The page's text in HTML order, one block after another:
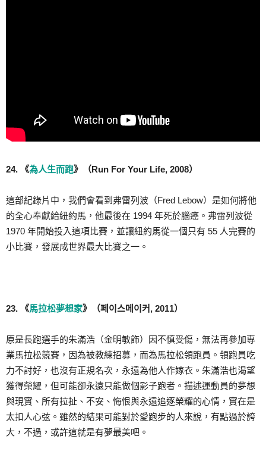
24. 《為人生而跑》（Run For Your Life, 2008）
這部紀錄片中，我們會看到弗雷列波（Fred Lebow）是如何將他
的全心奉獻給紐約馬，他最後在 1994 年死於腦癌。弗雷列波從
1970 年開始投入這項比賽，並讓紐約馬從一個只有 55 人完賽的
小比賽，發展成世界最大比賽之一。
23. 《馬拉松夢想家》（페이스메이커, 2011）
原是長跑選手的朱滿浩（金明敏飾）因不慎受傷，無法再參加專
業馬拉松競賽，因為被教練招募，而為馬拉松領跑員。領跑員吃
力不討好，也沒有正規名次，永遠為他人作嫁衣。朱滿浩也渴望
獲得榮耀，但可能卻永遠只能做個影子跑者。描述運動員的夢想
與現實、所有拉扯、不安、悔恨與永遠追逐榮耀的心情，實在是
太扣人心弦。雖然的結果可能對於愛跑步的人來說，有點過於誇
大，不過，或許這就是有夢最美吧。